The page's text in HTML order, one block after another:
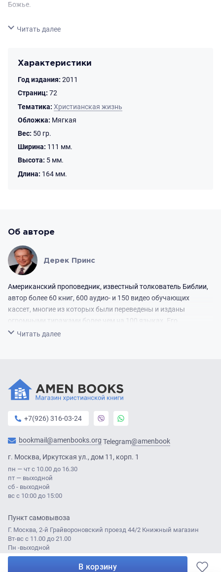
В корзину
Божье.
«Если вы желаете самого лучшего Божьего ...».
Незавершенная вторая часть этого предложения дает мне
возможность поделиться с вами восемью моментами,
которые понадобятся вам, если вы решите, что вы
действительно желаете самого лучшего Божьего.
Свернуть
Читать далее
Характеристики
Год издания: 2011
Страниц: 72
Тематика: Христианская жизнь
Обложка: Мягкая
Вес: 50 гр.
Ширина: 111 мм.
Высота: 5 мм.
Длина: 164 мм.
Об авторе
Дерек Принс
Американский проповедник, известный толкователь Библии,
автор более 60 книг, 600 аудио- и 150 видео обучающих
кассет, многие из которых были переведены и изданы
огромными тиражами более чем на 100 языках. Его
ежедневная радиопрограмма «Сегодня с Дереком Принсом»
другие языки и наречия.
Родился
Умер
Свернуть
Читать далее
+7(926) 316-03-24
bookmail@amenbooks.org Telegram@amenbook
г. Москва, Иркутская ул., дом 11, корп. 1
пн — чт с 10.00 до 16.30
пт — выходной
сб - выходной
вс с 10:00 до 15:00
Пункт самовывоза
Г. Москва, 2-й Грайвороновский проезд 44/2 Книжный магазин
Вт-вс с 11.00 до 21.00
Пн -выходной
Разработка сайта: Лабаротория ДА